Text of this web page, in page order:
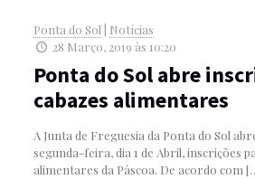
Ponta do Sol
Notícias
28 Março, 2019 às 10:20
Ponta do Sol abre
cabazes alimentares
A Junta de Freguesia da Ponta do Sol
segunda-feira, dia 1 de Abril, inscrições
alimentares da Páscoa. De acordo com